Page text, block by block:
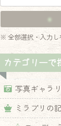
※ 全部選択・入力し
カテゴリーで
写真ギャラ
ミラプリの